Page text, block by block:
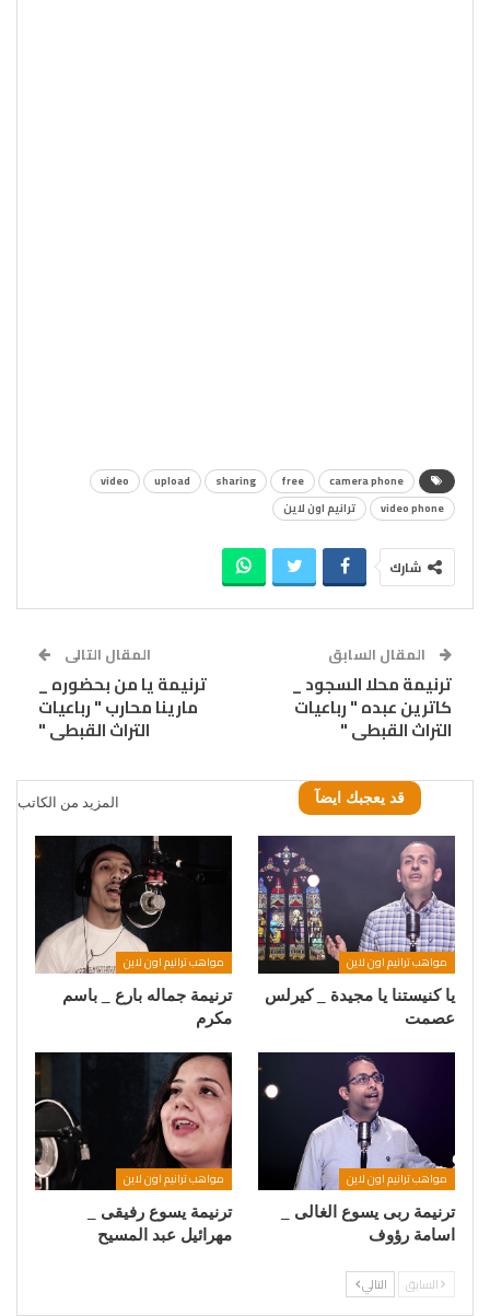
camera phone
free
sharing
upload
video
video phone
ترانيم اون لاين
شارك
المقال السابق
ترنيمة محلا السجود _
كاترين عبده " رباعيات
التراث القبطى "
المقال التالى
ترنيمة يا من بحضوره _
مارينا محارب " رباعيات
التراث القبطى "
قد يعجبك ايضآ المزيد من الكاتب
مواهب ترانيم اون لاين
يا كنيستنا يا مجيدة _ كيرلس
عصمت
مواهب ترانيم اون لاين
ترنيمة جماله بارع _ باسم
مكرم
مواهب ترانيم اون لاين
ترنيمة ربى يسوع الغالى _
اسامة رؤوف
مواهب ترانيم اون لاين
ترنيمة يسوع رفيقى _
مهرائيل عبد المسيح
السابق التالي